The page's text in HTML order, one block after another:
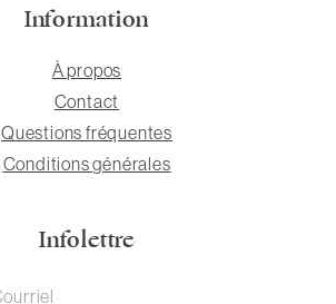
Information
À propos
Contact
Questions fréquentes
Conditions générales
Infolettre